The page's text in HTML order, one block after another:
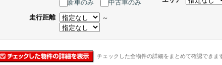
新車のみ
中古車のみ
走行距離
～
チェックした全物件の詳細をまとめて確認できま